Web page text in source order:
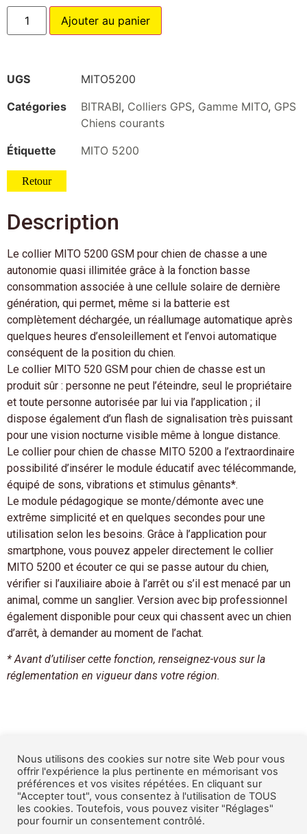
Ajouter au panier
UGS
MITO5200
Catégories
BITRABI, Colliers GPS, Gamme MITO, GPS
Chiens courants
Étiquette
MITO 5200
Retour
Description
Le collier MITO 5200 GSM pour chien de chasse a une
autonomie quasi illimitée grâce à la fonction basse
consommation associée à une cellule solaire de dernière
génération, qui permet, même si la batterie est
complètement déchargée, un réallumage automatique après
quelques heures d’ensoleillement et l’envoi automatique
conséquent de la position du chien.
Le collier MITO 520 GSM pour chien de chasse est un
produit sûr : personne ne peut l’éteindre, seul le propriétaire
et toute personne autorisée par lui via l’application ; il
dispose également d’un flash de signalisation très puissant
pour une vision nocturne visible même à longue distance.
Le collier pour chien de chasse MITO 5200 a l’extraordinaire
possibilité d’insérer le module éducatif avec télécommande,
équipé de sons, vibrations et stimulus gênants*.
Le module pédagogique se monte/démonte avec une
extrême simplicité et en quelques secondes pour une
utilisation selon les besoins. Grâce à l’application pour
smartphone, vous pouvez appeler directement le collier
MITO 5200 et écouter ce qui se passe autour du chien,
vérifier si l’auxiliaire aboie à l’arrêt ou s’il est menacé par un
animal, comme un sanglier. Version avec bip professionnel
également disponible pour ceux qui chassent avec un chien
d’arrêt, à demander au moment de l’achat.
* Avant d’utiliser cette fonction, renseignez-vous sur la
réglementation en vigueur dans votre région.
CGV 𐤟 POLITIQUE DES DONNÉES 𐤟 SAV 𐤟 CONTACT
Copyright 2021 www.lgmj-bitrabi.fr – Site réalisé par
Horspiste
Nous utilisons des cookies sur notre site Web pour vous
offrir l'expérience la plus pertinente en mémorisant vos
préférences et vos visites répétées. En cliquant sur
"Accepter tout", vous consentez à l'utilisation de TOUS
les cookies. Toutefois, vous pouvez visiter "Réglages"
pour fournir un consentement contrôlé.